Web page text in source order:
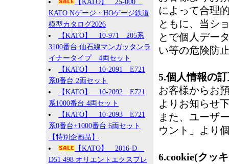
【KATO】 25-000
KATO Nゲージ・HOゲージ鉄道
模型カタログ2026
【KATO】 10-971 205系
3100番台 仙石線マンガッタンラ
イナータイプ 4両セット
【KATO】 10-2091 E721
系0番台 2両セット
【KATO】 10-2092 E721
系1000番台 4両セット
【KATO】 10-2093 E721
系0番台+1000番台 6両セット
【特別企画品】
【KATO】 2016-D
D51 498 オリエントエクスプレ
によって合理
ともに、当シ
とで個人デー
い等の危険防
5.個人情報の
お客様からお
よりお知らせ
また、ユーザ
ウント」より
6.cookie(クッ